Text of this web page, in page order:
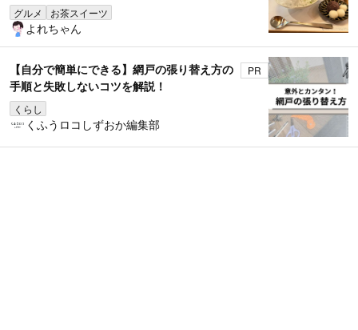
グルメ お茶スイーツ
よれちゃん
【自分で簡単にできる】網戸の張り替え方の
手順と失敗しないコツを解説！
くらし
PR
くふうロコしずおか編集部